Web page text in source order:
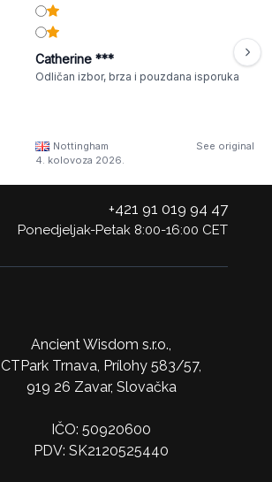
Catherine ***
Odličan izbor, brza i pouzdana isporuka
Nottingham
See original
4. kolovoza 2026.
+421 91 019 94 47
Ponedjeljak-Petak 8:00-16:00 CET
Ancient Wisdom s.r.o.,
CTPark Trnava, Prílohy 583/57,
919 26 Zavar, Slovačka
IČO: 50920600
PDV: SK2120525440